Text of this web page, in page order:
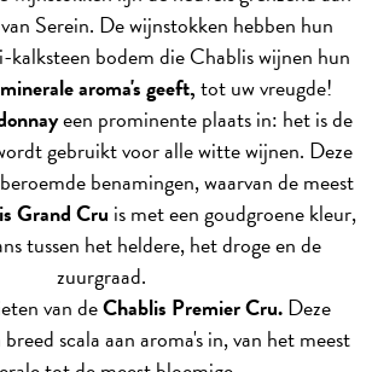
Serein. De wijnstokken hebben hun
kalksteen bodem die Chablis wijnen hun
minerale aroma's geeft,tot uw vreugde!
een prominente plaats in: het is de
gebruikt voor alle witte wijnen. Deze
benamingen, waarvan de meest
Grand Cru is met een goudgroene kleur,
tussen het heldere, het droge en de
zuurgraad.
van deChablis Premier Cru.Deze
scala aan aroma's in, van het meest